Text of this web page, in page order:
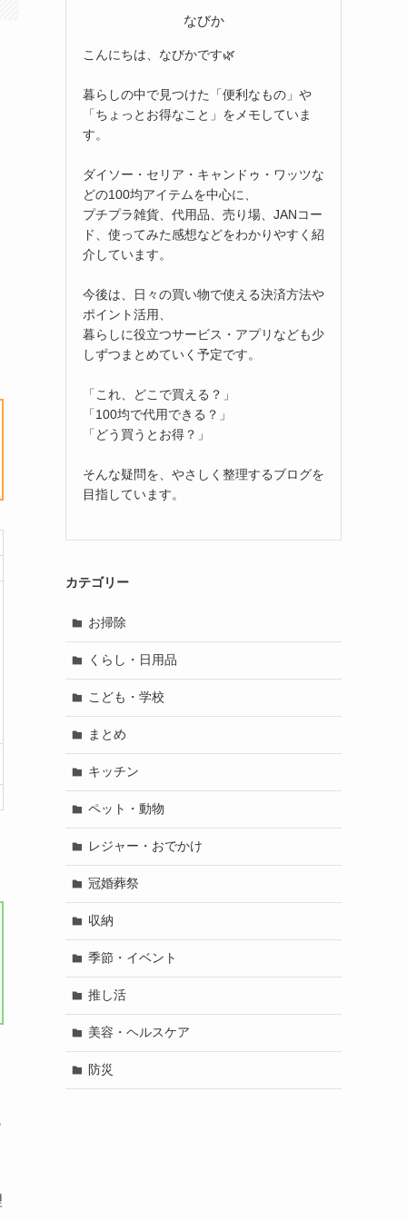
なびか
こんにちは、なびかです🌿
暮らしの中で見つけた「便利なもの」や
「ちょっとお得なこと」をメモしていま
す。
ダイソー・セリア・キャンドゥ・ワッツな
どの100均アイテムを中心に、
プチプラ雑貨、代用品、売り場、JANコー
ド、使ってみた感想などをわかりやすく紹
介しています。
今後は、日々の買い物で使える決済方法や
ポイント活用、
暮らしに役立つサービス・アプリなども少
しずつまとめていく予定です。
「これ、どこで買える？」
「100均で代用できる？」
「どう買うとお得？」
そんな疑問を、やさしく整理するブログを
目指しています。
カテゴリー
お掃除
くらし・日用品
こども・学校
まとめ
キッチン
ペット・動物
レジャー・おでかけ
冠婚葬祭
収納
季節・イベント
推し活
美容・ヘルスケア
防災